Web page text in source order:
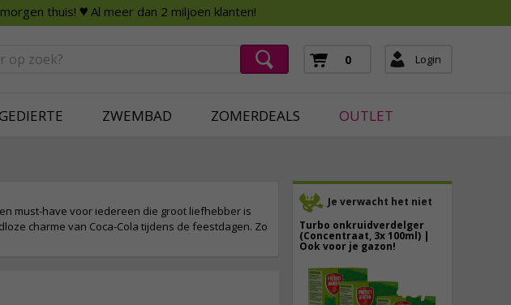
thuis! ♥ Al meer dan 2 miljoen klanten!
0 Login
ZWEMBAD ZOMERDEALS OUTLET
Slimme beveiliging
Je verwacht het niet
Turbo onkruidverdelger
(Concentraat, 3x 100ml) |
Ook voor je gazon!
40,
must-have voor iedereen die groot liefhebber is
charme van Coca-Cola tijdens de feestdagen. Zo